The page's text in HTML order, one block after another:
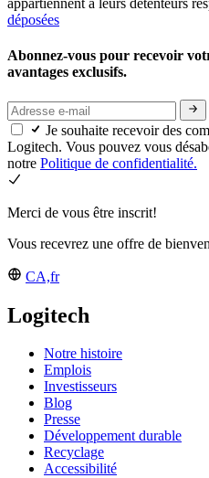
déposées
Abonnez-vous pour recevoir
avantages exclusifs.
Je souhaite recevoir des
Logitech. Vous pouvez vous
notre Politique de confidentialité.
Merci de vous être inscrit!
Vous recevrez une offre de
CA,fr
Logitech
Notre histoire
Emplois
Investisseurs
Blog
Presse
Développement durable
Recyclage
Accessibilité